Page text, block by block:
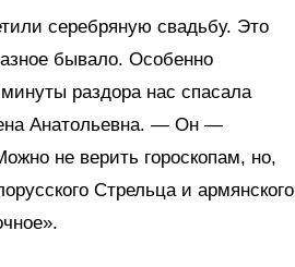
серебряную свадьбу. Это
бывало. Особенно
раздора нас спасала
Анатольевна. — Он —
не верить гороскопам, но,
Стрельца и армянского